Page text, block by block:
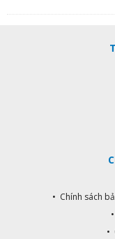
• Chính sách
•